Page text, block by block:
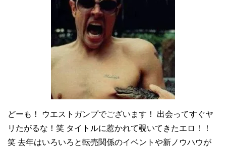
どーも！ ウエストガンプでございます！ 出会ってすぐヤ
リたがるな！笑 タイトルに惹かれて覗いてきたエロ！！
笑 去年はいろいろと転売関係のイベントや新ノウハウが